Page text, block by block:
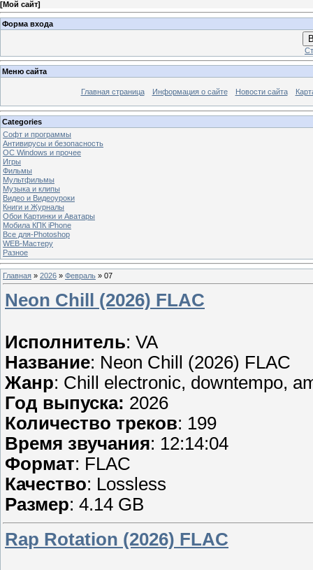
[Мой сайт]
Форма входа
Меню сайта
Главная страница Информация о сайте Новости сайта
Categories
Софт и программы
Антивирусы и безопасность
OC Windows и прочее
Игры
Фильмы
Мультфильмы
Музыка и клипы
Видео и Видеоуроки
Книги и Журналы
Обои Картинки и Аватары
Мобила КПК iPhone
Все для-Photoshop
WEB-Мастеру
Разное
Главная » 2026 » Февраль » 07
Neon Chill (2026) FLAC
Исполнитель: VA
Название: Neon Chill (2026) FLAC
Жанр: Chill electronic, downtempo,
Год выпуска: 2026
Количество треков: 199
Время звучания: 12:14:04
Формат: FLAC
Качество: Lossless
Размер: 4.14 GB
Rap Rotation (2026) FLAC